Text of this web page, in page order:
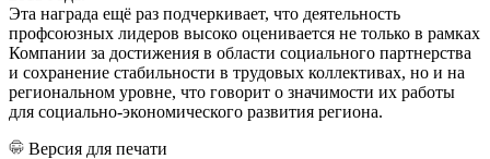
Эта награда ещё раз подчеркивает, что деятельность
профсоюзных лидеров высоко оценивается не только в рамках
Компании за достижения в области социального партнерства
и сохранение стабильности в трудовых коллективах, но и на
региональном уровне, что говорит о значимости их работы
для социально-экономического развития региона.
Версия для печати